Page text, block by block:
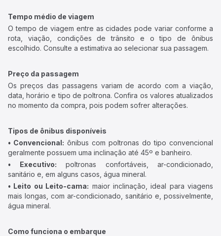
Tempo médio de viagem
O tempo de viagem entre as cidades pode variar conforme a
rota, viação, condições de trânsito e o tipo de ônibus
escolhido. Consulte a estimativa ao selecionar sua passagem.
Preço da passagem
Os preços das passagens variam de acordo com a viação,
data, horário e tipo de poltrona. Confira os valores atualizados
no momento da compra, pois podem sofrer alterações.
Tipos de ônibus disponíveis
• Convencional: ônibus com poltronas do tipo convencional
geralmente possuem uma inclinação até 45º e banheiro.
• Executivo: poltronas confortáveis, ar-condicionado,
sanitário e, em alguns casos, água mineral.
• Leito ou Leito-cama: maior inclinação, ideal para viagens
mais longas, com ar-condicionado, sanitário e, possivelmente,
água mineral.
Como funciona o embarque